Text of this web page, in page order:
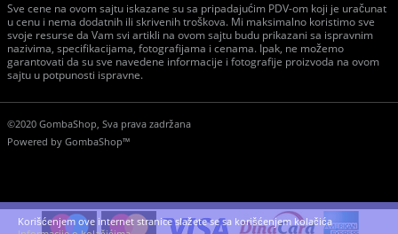
Sve cene na ovom sajtu iskazane su sa pripadajućim PDV-om koji je uračunat
u cenu i nema dodatnih ili skrivenih troškova. Mi maksimalno koristimo sve
svoje resurse da Vam svi artikli na ovom sajtu budu prikazani sa ispravnim
nazivima, specifikacijama, fotografijama i cenama. Ipak, ne možemo
garantovati da su sve navedene informacije i fotografije proizvoda na ovom
sajtu u potpunosti ispravne.
©2020 GombaShop, Sva prava zadržana
Powered by GombaShop™
Korišćenjem ove internet stranice slažete se sa korišćenjem kolačića